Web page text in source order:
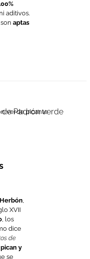
aditivos.
sonaptas
Padrón verde
Herbón,
XVII
, los
dice
de
y
se